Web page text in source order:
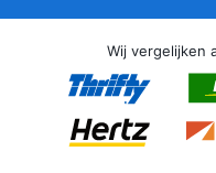
Wij vergelijken